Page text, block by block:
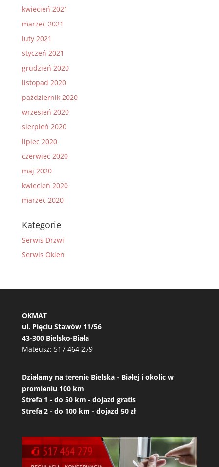
kwiecień 2021
marzec 2021
luty 2021
styczeń 2021
grudzień 2020
listopad 2020
październik 2020
wrzesień 2020
sierpień 2020
lipiec 2020
czerwiec 2020
maj 2020
kwiecień 2020
marzec 2020
Kategorie
Serwis Drzwi
Serwis Okien
OKMAT
ul. Pięciu Stawów 11/56
43-300 Bielsko-Biała
Mateusz: 517 464 279
Działamy na terenie Bielska - Białej i okolic w
promieniu 100 km
Strefa 1 - do 50 km - dojazd gratis
Strefa 2 - do 100 km - dojazd 50 zł